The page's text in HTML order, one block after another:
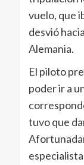
vuelo, que
desvió
Alemania.
El piloto
poder ir a
tuvo que